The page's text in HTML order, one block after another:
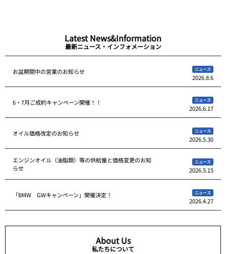
Latest News&Information
最新ニュース・インフォメーション
お盆期間中の営業のお知らせ ニュース
2026.8.6
6・7月ご成約キャンペーン開催！！ ニュース
2026.6.17
オイル価格改定のお知らせ ニュース
2026.5.30
エンジンオイル（油脂類）等の供給量と価格変更のお知
らせ
ニュース
2026.5.15
「BMW GWキャンペーン」開催決定！ ニュース
2026.4.27
About Us
私たちについて